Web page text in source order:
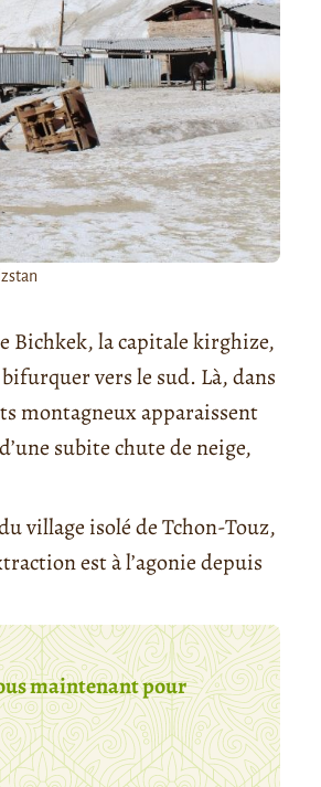
Bichkek, la capitale kirghize,
vers le sud. Là, dans
montagneux apparaissent
subite chute de neige,
village isolé de Tchon-Touz,
est à l’agonie depuis
maintenant pour